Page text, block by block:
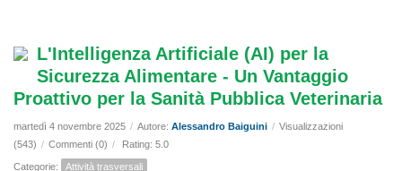
L'Intelligenza Artificiale (AI) per la
Sicurezza Alimentare - Un Vantaggio
Proattivo per la Sanità Pubblica Veterinaria
martedì 4 novembre 2025 / Autore: Alessandro Baiguini / Visualizzazioni
(543) / Commenti (0) / Rating: 5.0
Categorie: Attività trasversali